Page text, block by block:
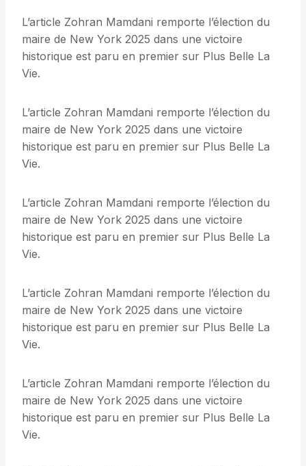
L’article Zohran Mamdani remporte l’élection du
maire de New York 2025 dans une victoire
historique est paru en premier sur Plus Belle La
Vie.
L’article Zohran Mamdani remporte l’élection du
maire de New York 2025 dans une victoire
historique est paru en premier sur Plus Belle La
Vie.
L’article Zohran Mamdani remporte l’élection du
maire de New York 2025 dans une victoire
historique est paru en premier sur Plus Belle La
Vie.
L’article Zohran Mamdani remporte l’élection du
maire de New York 2025 dans une victoire
historique est paru en premier sur Plus Belle La
Vie.
L’article Zohran Mamdani remporte l’élection du
maire de New York 2025 dans une victoire
historique est paru en premier sur Plus Belle La
Vie.